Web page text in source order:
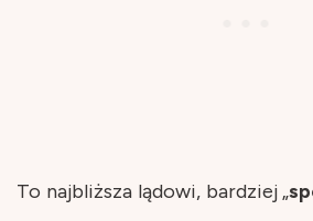
To najbliższa lądowi, bardziej „